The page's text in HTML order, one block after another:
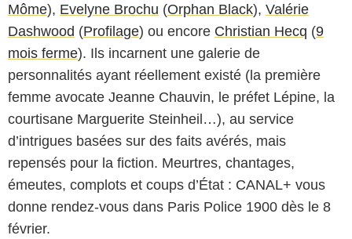
Môme), Evelyne Brochu (Orphan Black), Valérie
Dashwood (Profilage) ou encore Christian Hecq (9
mois ferme). Ils incarnent une galerie de
personnalités ayant réellement existé (la première
femme avocate Jeanne Chauvin, le préfet Lépine, la
courtisane Marguerite Steinheil…), au service
d’intrigues basées sur des faits avérés, mais
repensés pour la fiction. Meurtres, chantages,
émeutes, complots et coups d’État : CANAL+ vous
donne rendez-vous dans Paris Police 1900 dès le 8
février.